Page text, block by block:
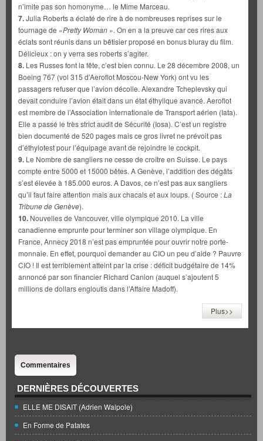
n’imite pas son homonyme… le Mime Marceau.
7.Julia Roberts a éclaté de rire à de nombreuses reprises sur le
tournage de «Pretty Woman ». On en a la preuve car ces rires aux
éclats sont réunis dans un bêtisier proposé en bonus bluray du film.
Délicieux : on y verra ses roberts s’agiter.
8. Les Russes font la fête, c’est bien connu. Le 28 décembre 2008, un
Boeing 767 (vol 315 d’Aeroflot Moscou-New York) ont vu les
passagers refuser que l’avion décolle. Alexandre Tcheplevsky qui
devait conduire l’avion était dans un état éthylique avancé. Aeroflot
est membre de l’Association internationale de Transport aérien (Iata).
Elle a passé le très strict audit de Sécurité (Iosa). C’est un registre
bien documenté de 520 pages mais ce gros livret ne prévoit pas
d’éthylotest pour l’équipage avant de rejoindre le cockpit.
9. Le Nombre de sangliers ne cesse de croître en Suisse. Le pays
compte entre 5000 et 15000 bêtes. A Genève, l’addition des dégâts
s’est élevée à 185.000 euros. A Davos, ce n’est pas aux sangliers
qu’il faut faire attention mais aux chacals et aux loups. ( Source :La
Tribune de Genève).
10. Nouvelles de Vancouver, ville olympique 2010. La ville
canadienne emprunte pour terminer son village olympique. En
France, Annecy 2018 n’est pas empruntée pour ouvrir notre porte-
monnaie. En effet, pourquoi demander au CIO un peu d’aide ? Pauvre
CIO ! Il est terriblement atteint par la crise : déficit budgétaire de 14%
annoncé par son financier Richard Canion (auquel s’ajoutent 5
millions de dollars engloutis dans l’Affaire Madoff).
Plus>>
Commentaires
DERNIÈRES DÉCOUVERTES
ELLE ME DISAIT (Adrien Walpole)
En Forme de Patates